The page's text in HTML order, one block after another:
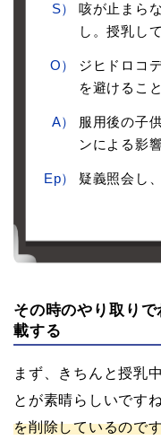
S）
咳が止まら
し。授乳し
O）
ジヒドロコ
を避けるこ
A）
服用後の子
ンによる影
Ep） 疑義照会し
その時のやり取り
載する
まず、きちんと授乳
とが素晴らしいです
を削除しているので